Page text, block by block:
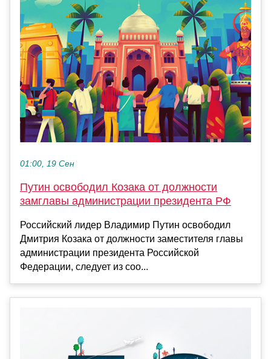
01:00, 19 Сен
Путин освободил Козака от должности
замглавы администрации президента РФ
Российский лидер Владимир Путин освободил
Дмитрия Козака от должности заместителя главы
администрации президента Российской
Федерации, следует из соо...